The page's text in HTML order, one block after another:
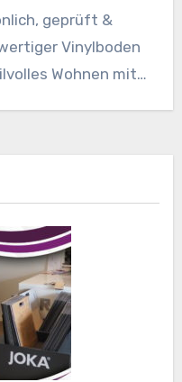
geprüft &
Vinylboden
Wohnen mit…